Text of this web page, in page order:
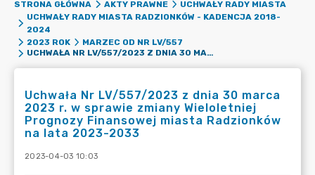
STRONA GŁÓWNA AKTY PRAWNE
UCHWAŁY RADY MIASTA
UCHWAŁY RADY MIASTA RADZIONKÓW - KADENCJA 2018-
2024
2023 ROK
MARZEC OD NR LV/557
UCHWAŁA NR LV/557/2023 Z DNIA 30 MARCA 2023 R. W SPRAWIE ZMIANY WIELOLETNIEJ PROGNOZY FINANSOWEJ MIASTA RADZIONKÓW NA LATA 2023-2033
Uchwała Nr LV/557/2023 z dnia 30 marca
2023 r. w sprawie zmiany Wieloletniej
Prognozy Finansowej miasta Radzionków
na lata 2023-2033
2023-04-03 10:03